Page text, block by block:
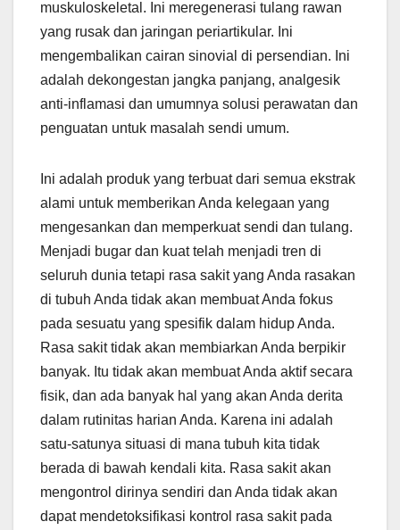
muskuloskeletal. Ini meregenerasi tulang rawan
yang rusak dan jaringan periartikular. Ini
mengembalikan cairan sinovial di persendian. Ini
adalah dekongestan jangka panjang, analgesik
anti-inflamasi dan umumnya solusi perawatan dan
penguatan untuk masalah sendi umum.
Ini adalah produk yang terbuat dari semua ekstrak
alami untuk memberikan Anda kelegaan yang
mengesankan dan memperkuat sendi dan tulang.
Menjadi bugar dan kuat telah menjadi tren di
seluruh dunia tetapi rasa sakit yang Anda rasakan
di tubuh Anda tidak akan membuat Anda fokus
pada sesuatu yang spesifik dalam hidup Anda.
Rasa sakit tidak akan membiarkan Anda berpikir
banyak. Itu tidak akan membuat Anda aktif secara
fisik, dan ada banyak hal yang akan Anda derita
dalam rutinitas harian Anda. Karena ini adalah
satu-satunya situasi di mana tubuh kita tidak
berada di bawah kendali kita. Rasa sakit akan
mengontrol dirinya sendiri dan Anda tidak akan
dapat mendetoksifikasi kontrol rasa sakit pada